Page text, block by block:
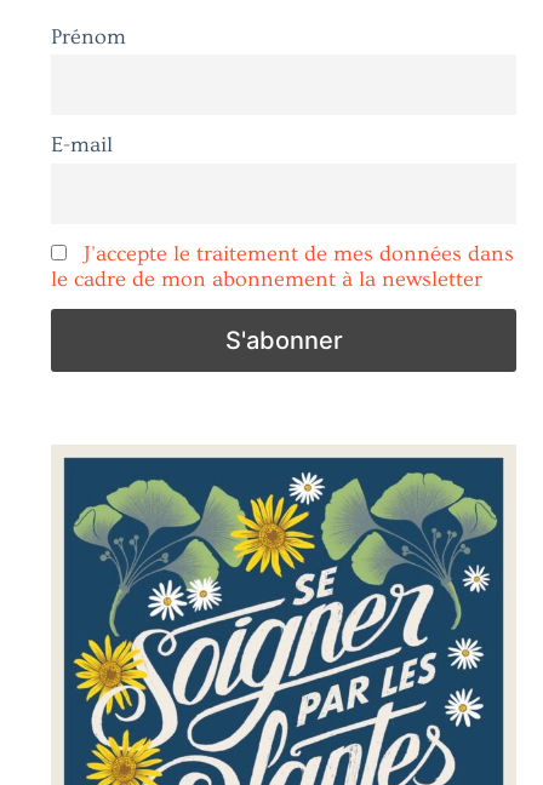
Prénom
E-mail
J'accepte le traitement de mes données dans
le cadre de mon abonnement à la newsletter